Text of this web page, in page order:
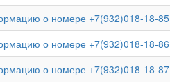
о номере +7(932)018-18-85
о номере +7(932)018-18-86
о номере +7(932)018-18-87